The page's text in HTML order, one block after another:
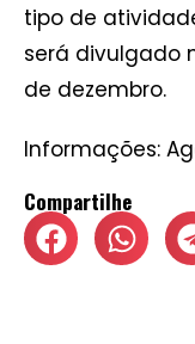
tipo de
será divulgado
de dezembro.
Informações:
Compartilhe